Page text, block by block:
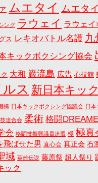
ムエタイ ムエタ
ング ラウェイ ラウェ
ス レキオバトル名護 九
キックボクシング協会
大和 巌流島 広告 心技館
ス 新日本キック
構 日本キックボクシング協議会 日本
連合会 柔術 格闘
会 格闘技振興議員連盟 極 極真
飛ばせた男 直心会 真正会 石
域 英雄伝説 藤原祭 超人祭り
ック